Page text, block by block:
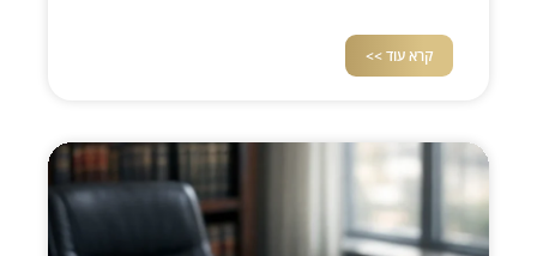
קרא עוד >>